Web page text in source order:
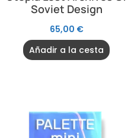
Soviet Design
65,00 €
Añadir a la cesta